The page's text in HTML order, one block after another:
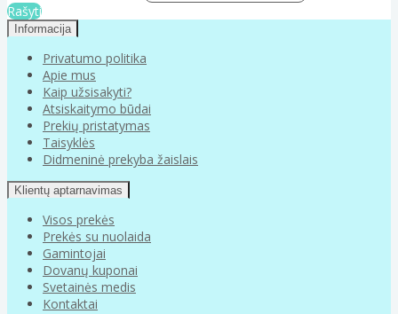
Rašyti
Informacija
Privatumo politika
Apie mus
Kaip užsisakyti?
Atsiskaitymo būdai
Prekių pristatymas
Taisyklės
Didmeninė prekyba žaislais
Klientų aptarnavimas
Visos prekės
Prekės su nuolaida
Gamintojai
Dovanų kuponai
Svetainės medis
Kontaktai